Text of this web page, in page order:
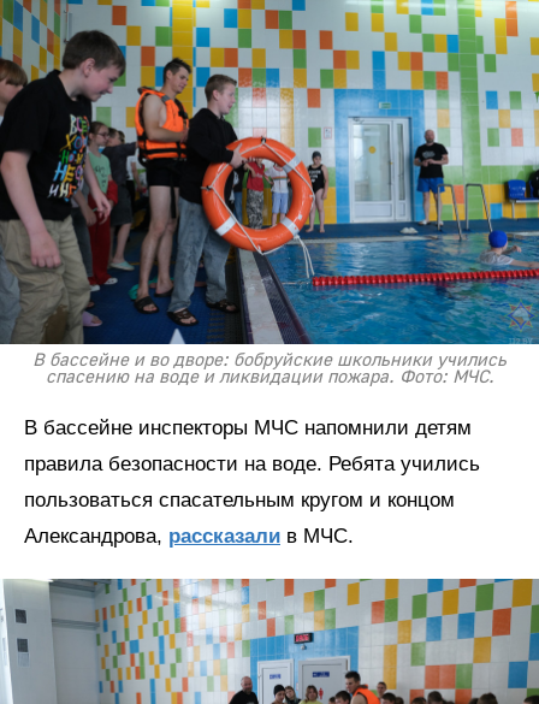
В бассейне и во дворе: бобруйские школьники учились
спасению на воде и ликвидации пожара. Фото: МЧС.
В бассейне инспекторы МЧС напомнили детям
правила безопасности на воде. Ребята учились
пользоваться спасательным кругом и концом
Александрова, рассказали в МЧС.